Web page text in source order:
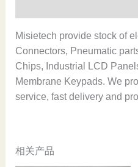
Misietech provide stock of
Connectors, Pneumatic
Chips, Industrial LCD
Membrane Keypads. We
service, fast delivery and
相关产品